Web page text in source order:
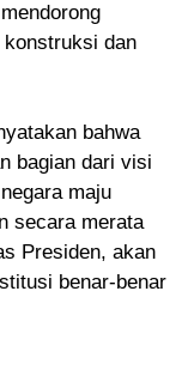
konstruksi dan
bahwa
bagian dari visi
maju
secara merata
Presiden, akan
benar-benar